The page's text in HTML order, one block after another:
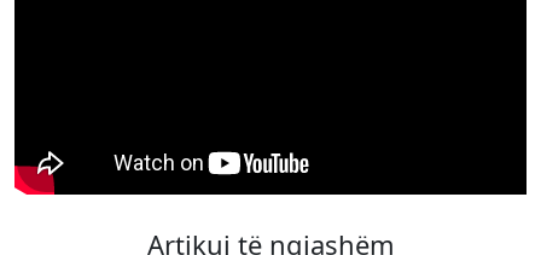
Artikuj të ngjashëm